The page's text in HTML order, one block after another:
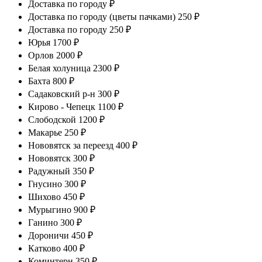
Доставка по городу ₽
Доставка по городу (цветы пачками) 250 ₽
Доставка по городу 250 ₽
Юрья 1700 ₽
Орлов 2000 ₽
Белая холуница 2300 ₽
Бахта 800 ₽
Садаковский р-н 300 ₽
Кирово - Чепецк 1100 ₽
Слободской 1200 ₽
Макарье 250 ₽
Нововятск за переезд 400 ₽
Нововятск 300 ₽
Радужный 350 ₽
Гнусино 300 ₽
Шихово 450 ₽
Мурыгино 900 ₽
Ганино 300 ₽
Дороничи 450 ₽
Катково 400 ₽